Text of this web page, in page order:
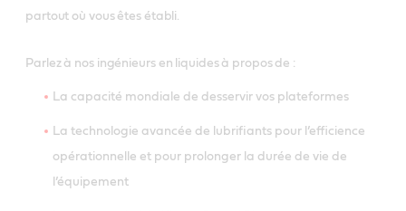
partout où vous êtes établi.
Parlez à nos ingénieurs en liquides à propos de :
La capacité mondiale de desservir vos plateformes
La technologie avancée de lubrifiants pour l’efficience
opérationnelle et pour prolonger la durée de vie de
l’équipement